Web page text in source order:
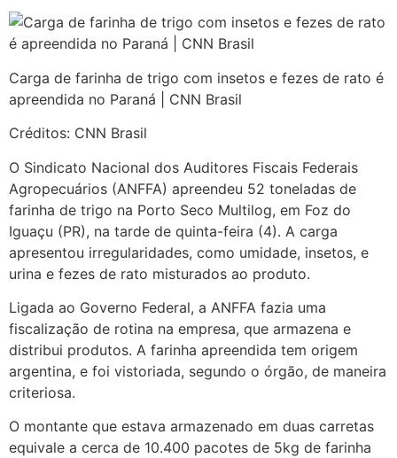
Carga de farinha de trigo com insetos e fezes de rato é
apreendida no Paraná | CNN Brasil
Créditos: CNN Brasil
O Sindicato Nacional dos Auditores Fiscais Federais
Agropecuários (ANFFA) apreendeu 52 toneladas de
farinha de trigo na Porto Seco Multilog, em Foz do
Iguaçu (PR), na tarde de quinta-feira (4). A carga
apresentou irregularidades, como umidade, insetos, e
urina e fezes de rato misturados ao produto.
Ligada ao Governo Federal, a ANFFA fazia uma
fiscalização de rotina na empresa, que armazena e
distribui produtos. A farinha apreendida tem origem
argentina, e foi vistoriada, segundo o órgão, de maneira
criteriosa.
O montante que estava armazenado em duas carretas
equivale a cerca de 10.400 pacotes de 5kg de farinha